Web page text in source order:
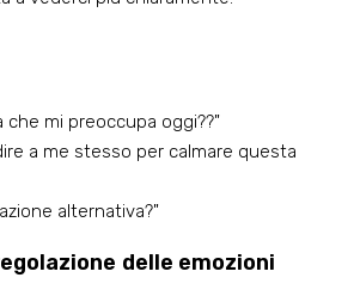
che mi preoccupa oggi??"
a me stesso per calmare questa
alternativa?"
delle emozioni